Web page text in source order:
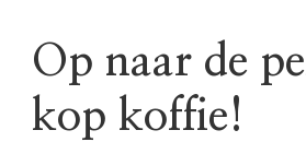
Op naar de
kop koffie!